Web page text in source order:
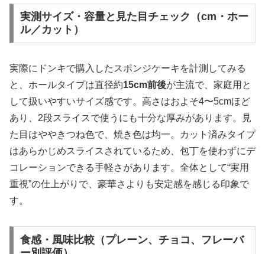
実測サイズ・容量と見た目チェック（cm・ホー
ル／カット）
実際にドンキで購入したスポンジケーキを計測してみる
と、ホールタイプは直径約15cm前後が主流で、家庭用と
して扱いやすいサイズ感です。高さはおよそ4〜5cmほど
あり、2段スライスで使うにも十分な厚みがあります。見
た目はややきつね色で、焼き色は均一。カット済みタイプ
はあらかじめスライスされているため、包丁を使わずにデ
コレーションできる手軽さがあります。全体として“実用
重視”の仕上がりで、豪華さよりも安定感を感じる印象で
す。
食感・風味比較（プレーン、チョコ、フレーバ